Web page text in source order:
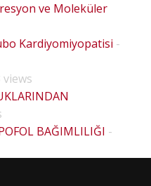
ve Moleküler
Kardiyomiyopatisi -
views
BAĞIMLILIĞI -